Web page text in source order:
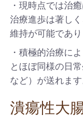
・現時点では治
治療進歩は著し
維持が可能であり
・積極的治療に
とほぼ同様の日
など）が送れます
潰瘍性大